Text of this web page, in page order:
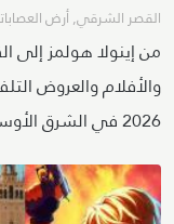
القصر الشرقي,أرض العصابات
من إينولا هولمز
والأفلام والعروض
2026 في الشرق الأوسط وشمال إفريقيا.. القائمة الكاملة هنا!